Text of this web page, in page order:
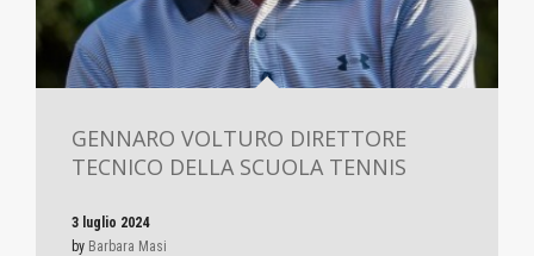
GENNARO VOLTURO DIRETTORE
TECNICO DELLA SCUOLA TENNIS
3 luglio 2024
by Barbara Masi